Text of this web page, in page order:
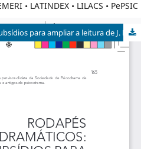
• LATINDEX • LILACS • PePSIC
Rodapés psicodramáticos: subsídios para ampliar a leitura de J. L. Moreno